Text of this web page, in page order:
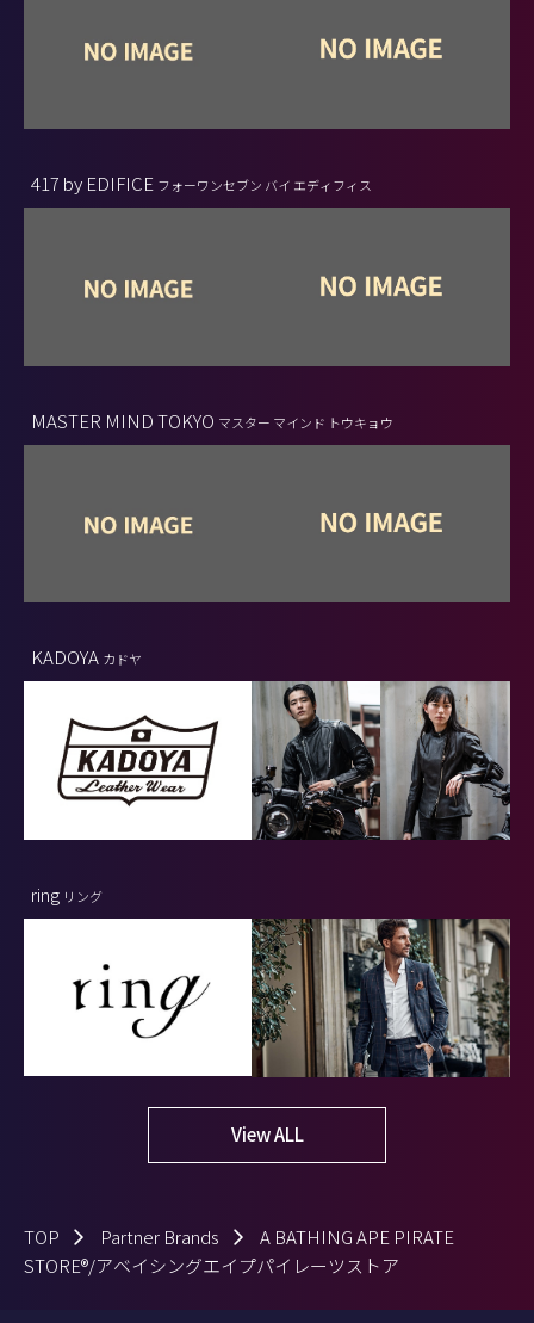
417 by EDIFICE フォーワンセブン バイ エディフィス
MASTER MIND TOKYO マスター マインド トウキョウ
KADOYA カドヤ
ring リング
View ALL
TOP Partner Brands
A BATHING APE PIRATE
STORE®/アベイシングエイプパイレーツストア